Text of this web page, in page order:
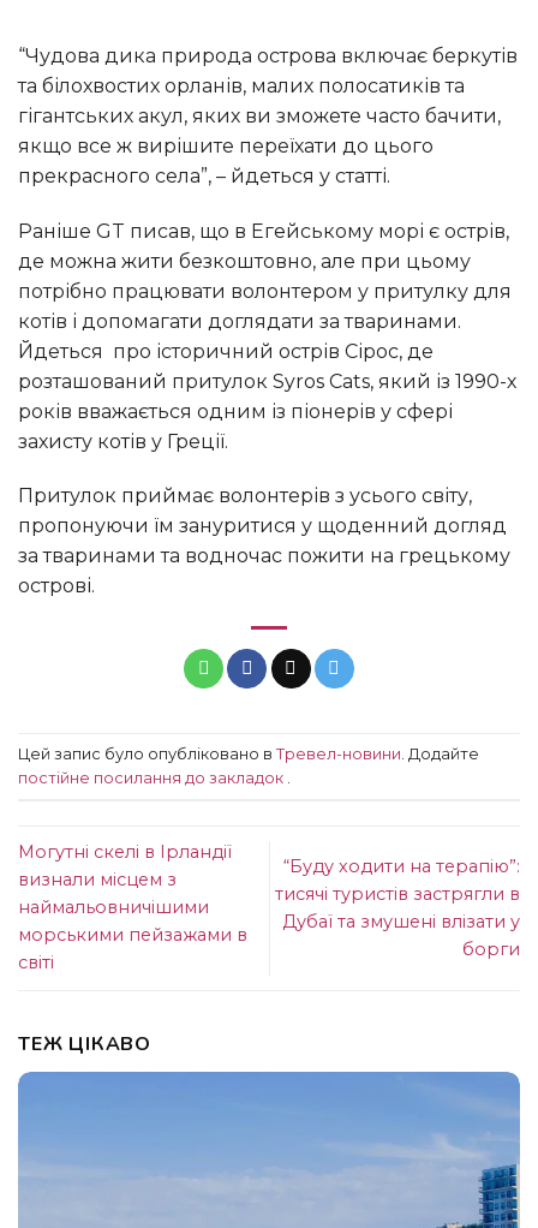
“Чудова дика природа острова включає беркутів
та білохвостих орланів, малих полосатиків та
гігантських акул, яких ви зможете часто бачити,
якщо все ж вирішите переїхати до цього
прекрасного села”, – йдеться у статті.
Раніше GT писав, що в Егейському морі є острів,
де можна жити безкоштовно, але при цьому
потрібно працювати волонтером у притулку для
котів і допомагати доглядати за тваринами.
Йдеться про історичний острів Сірос, де
розташований притулок Syros Cats, який із 1990-х
років вважається одним із піонерів у сфері
захисту котів у Греції.
Притулок приймає волонтерів з усього світу,
пропонуючи їм зануритися у щоденний догляд
за тваринами та водночас пожити на грецькому
острові.
Цей запис було опубліковано в Тревел-новини . Додайте
постійне посилання до закладок
Могутні скелі в Ірландії
визнали місцем з
наймальовничішими
морськими пейзажами в
світі
“Буду ходити на терапію”:
тисячі туристів застрягли в
Дубаї та змушені влізати у
борги
ТЕЖ ЦІКАВО